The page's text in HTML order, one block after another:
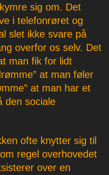
sig om. Det
i telefonrøret og
slet ikke svare på
overfor os selv. Det
man fik for lidt
at man føler
at man har et
den sociale
ofte knytter sig til
regel overhovedet
over en